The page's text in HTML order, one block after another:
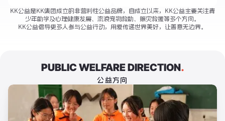
KK公益是KK集团成立的非营利性公益品牌，自成立以来，KK公益主要关注青
少年助学及心理健康发展、流浪宠物救助、赈灾救援等多个方向。
KK公益倡导更多人参与公益行动，用爱传递世界美好，让善意无边界。
PUBLIC WELFARE DIRECTION.
公益方向